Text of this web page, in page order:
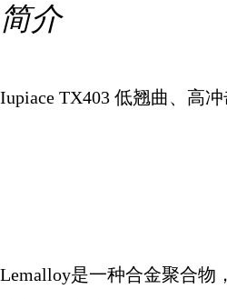
简介
Iupiace TX403 低翘曲、高冲
Lemalloy是一种合金聚合物